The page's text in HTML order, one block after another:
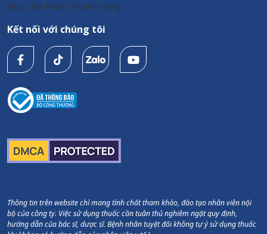
Dược Mỹ Phẩm Thanh Trang
Kết nối với chúng tôi
Thông tin trên website chỉ mang tính chất tham khảo, đào tạo nhân viên nội
bộ của công ty. Việc sử dụng thuốc cần tuân thủ nghiêm ngặt quy định,
hướng dẫn của bác sĩ, dược sĩ. Bệnh nhân tuyệt đối không tự ý sử dụng thuốc